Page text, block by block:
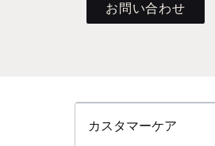
お問い合わせ
カスタマーケア